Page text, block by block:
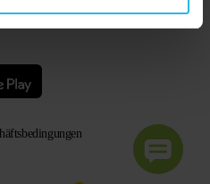
zu Informations- und Beratungszwecken frei